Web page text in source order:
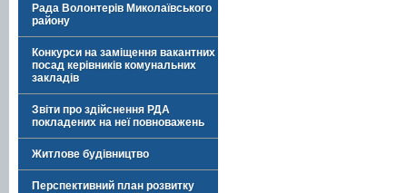
Рада Волонтерів Миколаївського
району
Конкурси на заміщення вакантних
посад керівників комунальних
закладів
Звіти про здійснення РДА
покладених на неї повноважень
Житлове будівництво
Перспективний план розвитку